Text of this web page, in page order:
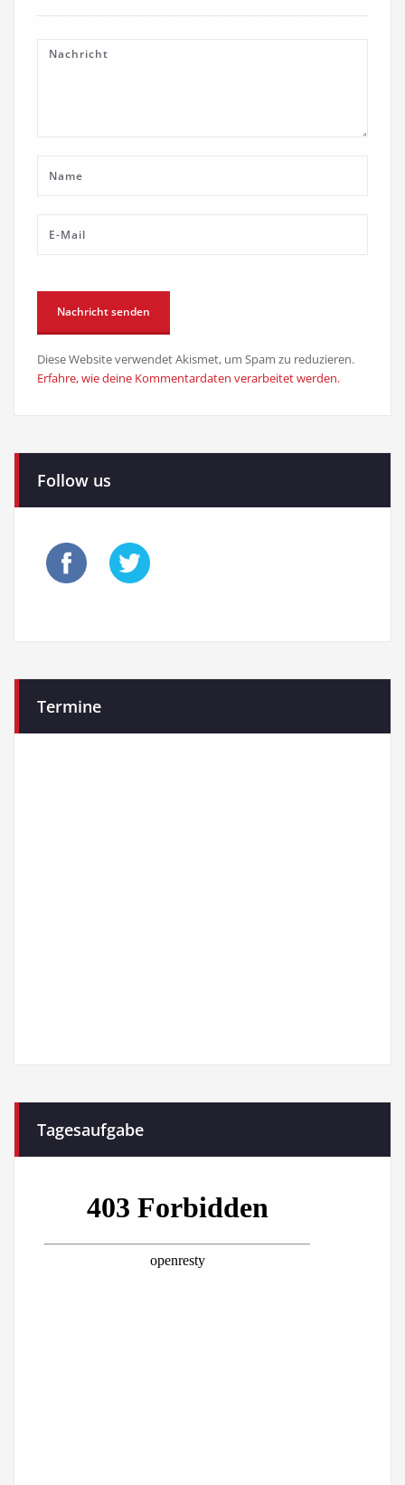
Diese Website verwendet Akismet, um Spam zu reduzieren.
Erfahre, wie deine Kommentardaten verarbeitet werden.
Follow us
Termine
Tagesaufgabe